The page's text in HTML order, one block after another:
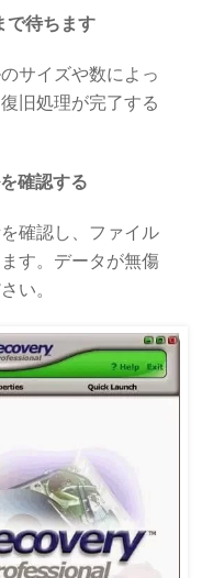
で待ちます
サイズや数によっ
旧処理が完了する
確認する
確認し、ファイル
す。データが無傷
い。